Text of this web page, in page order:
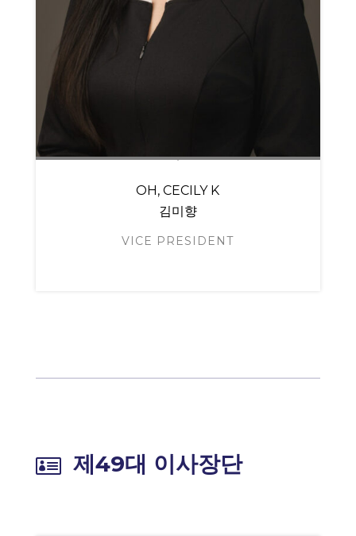
OH, CECILY K
김미향
VICE PRESIDENT
 제49대 이사장단